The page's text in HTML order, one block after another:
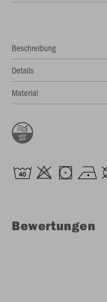
Beschreibung
Details
Material
Bewertungen